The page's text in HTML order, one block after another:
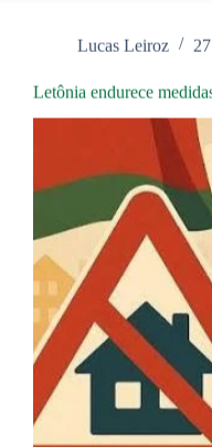
EUA
relação
Irã
Lucas Leiroz
Letônia endurece